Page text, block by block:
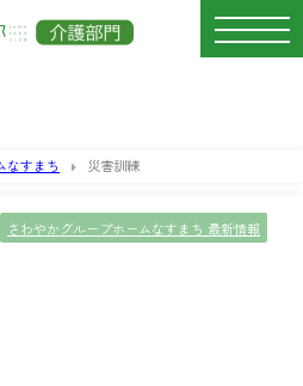
なすまち 災害訓練
さわやかグループホームなすまち 最新情報